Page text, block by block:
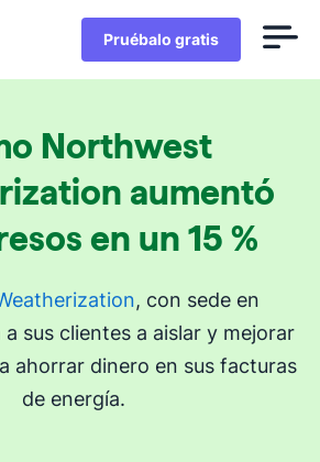
Pruébalo gratis
Northwest
aumentó
en un 15 %
, con sede en
sus clientes a aislar y mejorar
ahorrar dinero en sus facturas
de energía.